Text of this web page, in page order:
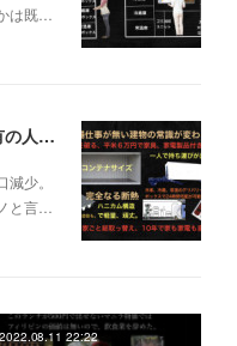
は既…
日本の不動産を無価値にする未曽有の人口減少。ではこれからの建築物はどうなるか。
少。
と言…
2022.08.11 22:22